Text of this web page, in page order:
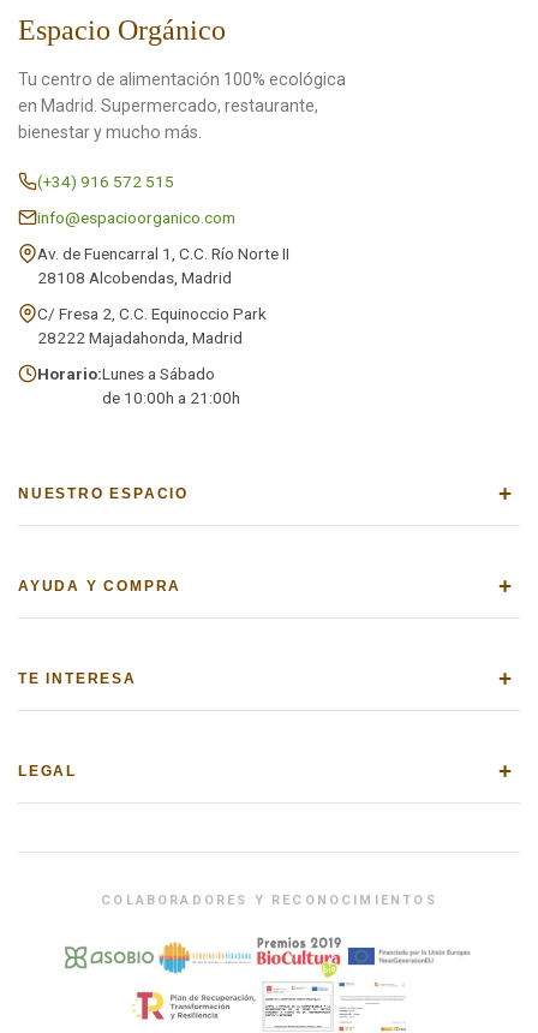
Espacio Orgánico
Tu centro de alimentación 100% ecológica
en Madrid. Supermercado, restaurante,
bienestar y mucho más.
(+34) 916 572 515
info@espacioorganico.com
Av. de Fuencarral 1, C.C. Río Norte II
28108 Alcobendas, Madrid
C/ Fresa 2, C.C. Equinoccio Park
28222 Majadahonda, Madrid
Horario:Lunes a Sábado
de 10:00h a 21:00h
NUESTRO ESPACIO +
AYUDA Y COMPRA +
TE INTERESA +
LEGAL +
COLABORADORES Y RECONOCIMIENTOS